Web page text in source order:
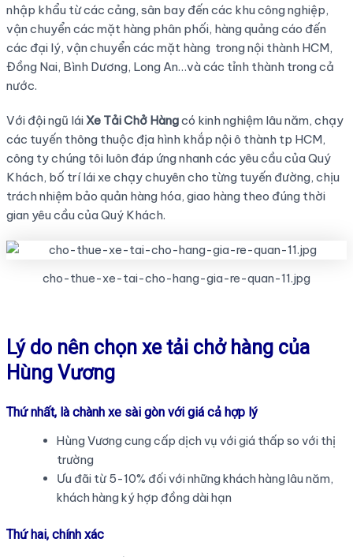
nhập khẩu từ các cảng, sân bay đến các khu công nghiệp,
vận chuyển các mặt hàng phân phối, hàng quảng cáo đến
các đại lý, vận chuyển các mặt hàng trong nội thành HCM,
Đồng Nai, Bình Dương, Long An…và các tỉnh thành trong cả
nước.
Với đội ngũ láiXe Tải Chở Hàngcó kinh nghiệm lâu năm, chạy
các tuyến thông thuộc địa hình khắp nội ô thành tp HCM,
công ty chúng tôi luôn đáp ứng nhanh các yêu cầu của Quý
Khách, bố trí lái xe chạy chuyên cho từng tuyến đường, chịu
trách nhiệm bảo quản hàng hóa, giao hàng theo đúng thời
gian yêu cầu của Quý Khách.
cho-thue-xe-tai-cho-hang-gia-re-quan-11.jpg
Lý do nên chọn xe tải chở hàng của
Hùng Vương
Thứ nhất, là chành xe sài gòn với giá cả hợp lý
Hùng Vương cung cấp dịch vụ với giá thấp so với thị
trường
Ưu đãi từ 5-10% đối với những khách hàng lâu năm,
khách hàng ký hợp đồng dài hạn
Thứ hai, chính xác